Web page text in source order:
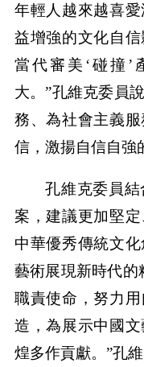
年輕人越來越喜
益增強的文化自
當代審美‘碰撞’
大。”孔維克委員
務、為社會主義
信，激揚自信自強
孔維克委員
案，建議更加堅
中華優秀傳統文
藝術展現新時代的
職責使命，努力
造，為展示中國
煌多作貢獻。”孔維